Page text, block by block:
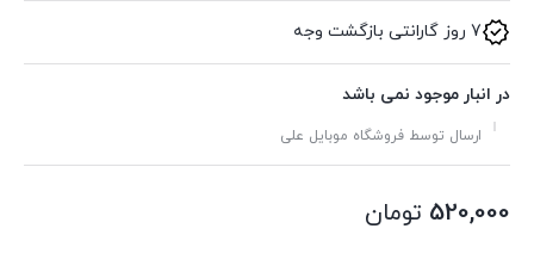
7 روز گارانتی بازگشت وجه
در انبار موجود نمی باشد
ارسال توسط فروشگاه موبایل علی
520,000 تومان